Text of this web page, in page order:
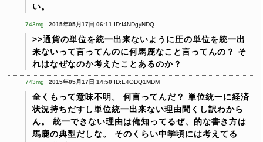
い。
743mg 2015年05月17日 06:11 ID:I4NDgyNDQ
>>通貨の単位を統一出来ないように圧の単位を統一出
来ないって言ってんのに何馬鹿なこと言ってんの？
そ
れはなぜなのか考えたことあるのか？
743mg 2015年05月17日 14:50 ID:E4ODQ1MDM
全くもって意味不明。 何言ってんだ？ 単位統一に経済
状況持ちだすし単位統一出来ない理由聞くし訳わから
ん。
統一できない理由は俺知ってるぜ、的な書き方は
馬鹿の典型だしな。
そのくらい中学頃には考えてる